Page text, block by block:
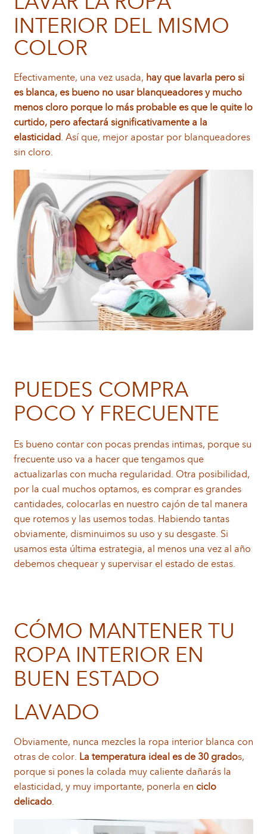
INTERIOR DEL MISMO
COLOR
Efectivamente, una vez usada, hay que lavarla pero si
es blanca, es bueno no usar blanqueadores y mucho
menos cloro porque lo más probable es que le quite lo
curtido, pero afectará significativamente a la
elasticidad
. Así que, mejor apostar por blanqueadores
sin cloro.
PUEDES COMPRA
POCO Y FRECUENTE
Es bueno contar con pocas prendas intimas, porque su
frecuente uso va a hacer que tengamos que
actualizarlas con mucha regularidad. Otra posibilidad,
por la cual muchos optamos, es comprar es grandes
cantidades, colocarlas en nuestro cajón de tal manera
que rotemos y las usemos todas. Habiendo tantas
obviamente, disminuimos su uso y su desgaste. Si
usamos esta última estrategia, al menos una vez al año
debemos chequear y supervisar el estado de estas.
CÓMO MANTENER TU
ROPA INTERIOR EN
BUEN ESTADO
LAVADO
Obviamente, nunca mezcles la ropa interior blanca con
otras de color.
La temperatura ideal es de 30 grados,
porque si pones la colada muy caliente dañarás la
elasticidad, y muy importante, ponerla en ciclo
delicado.